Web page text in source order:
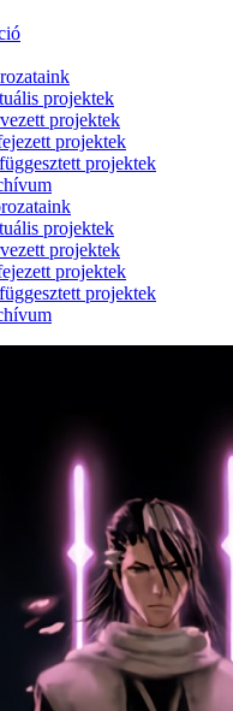
projektek
projektek
projektek
projektek
projektek
projektek
projektek
projektek